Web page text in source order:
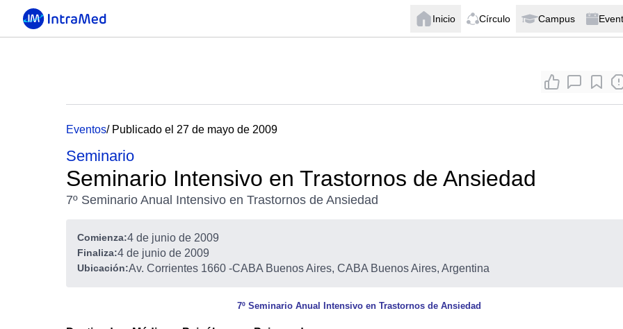
Inicio Círculo Campus
Eventos/ Publicado el 27 de mayo de 2009
Seminario
Seminario Intensivo en Trastornos de Ansiedad
7º Seminario Anual Intensivo en Trastornos de Ansiedad
Comienza:4 de junio de 2009
Finaliza:4 de junio de 2009
Ubicación:Av. Corrientes 1660 -CABA Buenos Aires, CABA Buenos Aires, Argentina
7º Seminario Anual Intensivo en Trastornos de Ansiedad